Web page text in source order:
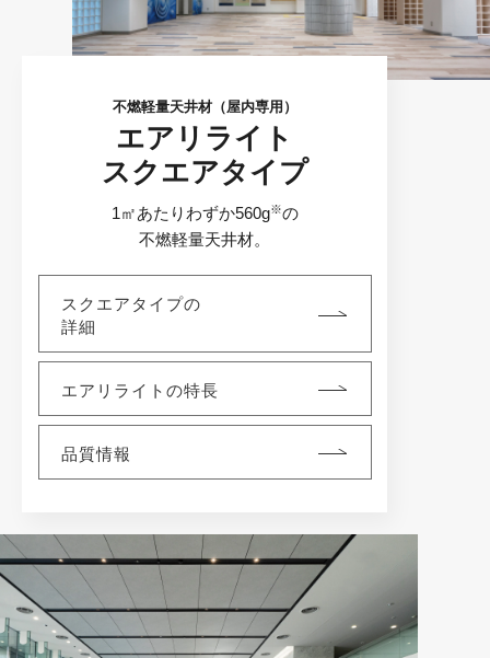
不燃軽量天井材（屋内専用）
エアリライト
⁨⁩スクエアタイプ
1㎡あたりわずか560g※の
不燃軽量天井材。
スクエアタイプの
詳細
エアリライトの特長
品質情報